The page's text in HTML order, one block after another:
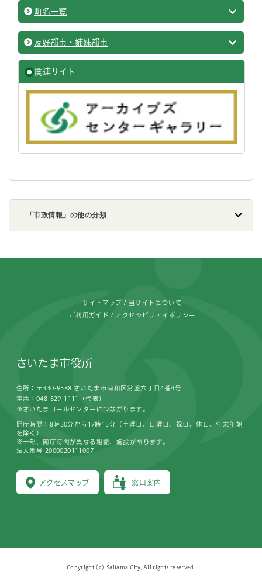
町名一覧
さいた
友好都市・姉妹都市
さいた
関連サイト
「市政情報」の他の分類
サイトマップ 当サイトについて
ご利用ガイド アクセシビリティポリシー
さいたま市役所
住所：〒330-9588 さいたま市浦和区常盤六丁目4番4号
電話：048-829-1111（代表）
※さいたまコールセンターにつながります。
アクセスマップ 窓口案内
開庁時間：8時30分から17時15分（土曜日、日曜日、祝日、休日、年末年始
を除く）
※一部、開庁時間が異なる組織、施設があります。
法人番号 2000020111007
Copyright (c) Saitama City, All rights reserved.